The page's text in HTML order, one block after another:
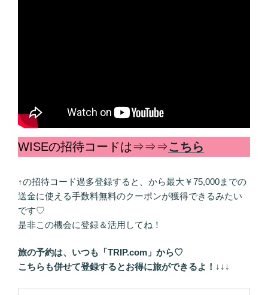
WISEの招待コードは⇒⇒⇒こちら
↑の招待コード過多登録すると、から最大￥75,000までの
送金に使える手数料無料のクーポンが獲得できるみたい
です♡
是非この機会に登録＆活用してね！
旅の予約は、いつも「TRIP.com」から♡
こちらも併せて登録するとお得に旅ができるよ！ ↓↓↓